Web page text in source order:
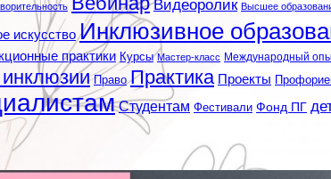
Видеоролик Высшее
искусство Инклюзивное
практики Курсы Мастер-класс Международный
Право Практика Проекты
Студентам Фестивали Фонд ПГ